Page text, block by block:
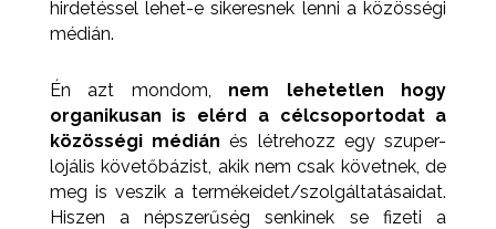
hirdetéssel lehet-e sikeresnek lenni a közösségi
médián.
Én azt mondom, nem lehetetlen hogy
organikusan is elérd a célcsoportodat a
közösségi médián és létrehozz egy szuper-
lojális követőbázist, akik nem csak követnek, de
meg is veszik a termékeidet/szolgáltatásaidat.
Hiszen a népszerűség senkinek se fizeti a